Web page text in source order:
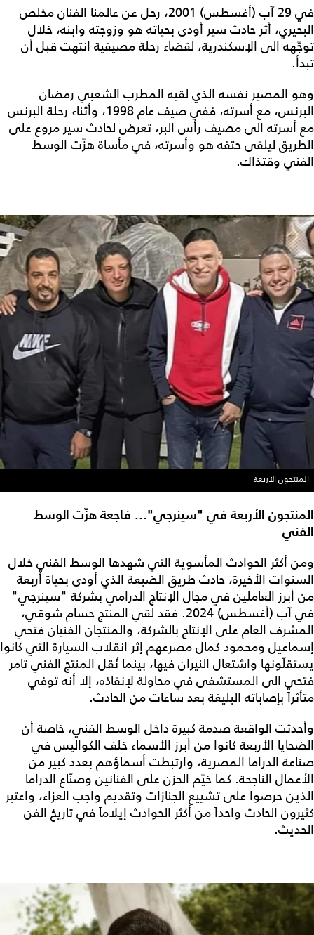
في 29 آب (أغسطس) 2001، رحل عن عالمنا الفنان مخلص
البحيري، أثر حادث سير أودى بحياته هو وزوجته وابنه، خلال
توجّهه الى الإسكندرية، لقضاء رحلة مصيفية انتهت قبل أن
تبدأ.
وهو المصير نفسه الذي لقيه المطرب الشعبي رمضان
البرنس، مع أسرته، ففي صيف عام 1998، وأثناء رحلة البرنس
مع أسرته الى مصيف رأس البر، تعرض لحادث سير مروع على
الطريق ليلقى حتفه هو وأسرته، في مأساة هزّت الوسط
الفني وقتذاك.
المنتجون الأربعة
المنتجون الأربعة في "سينرجي"... فاجعة هزّت الوسط
الفني
ومن أكثر الحوادث المأسوية التي شهدها الوسط الفني خلال
السنوات الأخيرة، حادث طريق الضبعة الذي أودى بحياة أربعة
من أبرز العاملين في مجال الإنتاج الدرامي بشركة "سينرجي"
في آب (أغسطس) 2024. فقد لقي المنتج حسام شوقي،
المشرف العام على الإنتاج بالشركة، والمنتجان الفنيان فتحي
إسماعيل ومحمود كمال مصرعهم إثر انقلاب السيارة التي كانوا
يستقلّونها واشتعال النيران فيها، بينما نُقل المنتج الفني تامر
فتحي الى المستشفى في محاولة لإنقاذه، إلا أنه توفي
متأثراً بإصاباته البليغة بعد ساعات من الحادث.
وأحدثت الواقعة صدمة كبيرة داخل الوسط الفني، خاصة أن
الضحايا الأربعة كانوا من أبرز الأسماء خلف الكواليس في
صناعة الدراما المصرية، وارتبطت أسماؤهم بعدد كبير من
الأعمال الناجحة. كما خيّم الحزن على الفنانين وصنّاع الدراما
الذين حرصوا على تشييع الجنازات وتقديم واجب العزاء، واعتبر
كثيرون الحادث واحداً من أكثر الحوادث إيلاماً في تاريخ الفن
الحديث.